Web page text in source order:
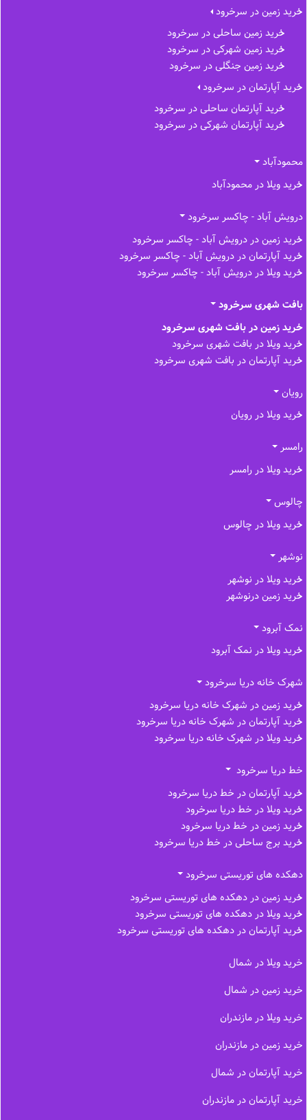
خرید زمین در سرخرود
خرید زمین ساحلی در سرخرود
خرید زمین شهرکی در سرخرود
خرید زمین جنگلی در سرخرود
خرید آپارتمان در سرخرود
خرید آپارتمان ساحلی در سرخرود
خرید آپارتمان شهرکی در سرخرود
محمودآباد
خرید ویلا در محمودآباد
درویش آباد - چاکسر سرخرود
خرید زمین در درویش آباد - چاکسر سرخرود
خرید آپارتمان در درویش آباد - چاکسر سرخرود
خرید ویلا در درویش آباد - چاکسر سرخرود
بافت شهری سرخرود
خرید زمین در بافت شهری سرخرود
خرید ویلا در بافت شهری سرخرود
خرید آپارتمان در بافت شهری سرخرود
رویان
خرید ویلا در رویان
رامسر
خرید ویلا در رامسر
چالوس
خرید ویلا در چالوس
نوشهر
خرید ویلا در نوشهر
خرید زمین درنوشهر
نمک آبرود
خرید ویلا در نمک آبرود
شهرک خانه دریا سرخرود
خرید زمین در شهرک خانه دریا سرخرود
خرید آپارتمان در شهرک خانه دریا سرخرود
خرید ویلا در شهرک خانه دریا سرخرود
خط دریا سرخرود
خرید آپارتمان در خط دریا سرخرود
خرید ویلا در خط دریا سرخرود
خرید زمین در خط دریا سرخرود
خرید برج ساحلی در خط‌ دریا سرخرود
دهکده های توریستی سرخرود
خرید زمین در دهکده های توریستی سرخرود
خرید ویلا در دهکده های توریستی سرخرود
خرید آپارتمان در دهکده های توریستی سرخرود
خرید ویلا در شمال
خرید زمین در شمال
خرید ویلا در مازندران
خرید زمین در مازندران
خرید آپارتمان در شمال
خرید آپارتمان در مازندران